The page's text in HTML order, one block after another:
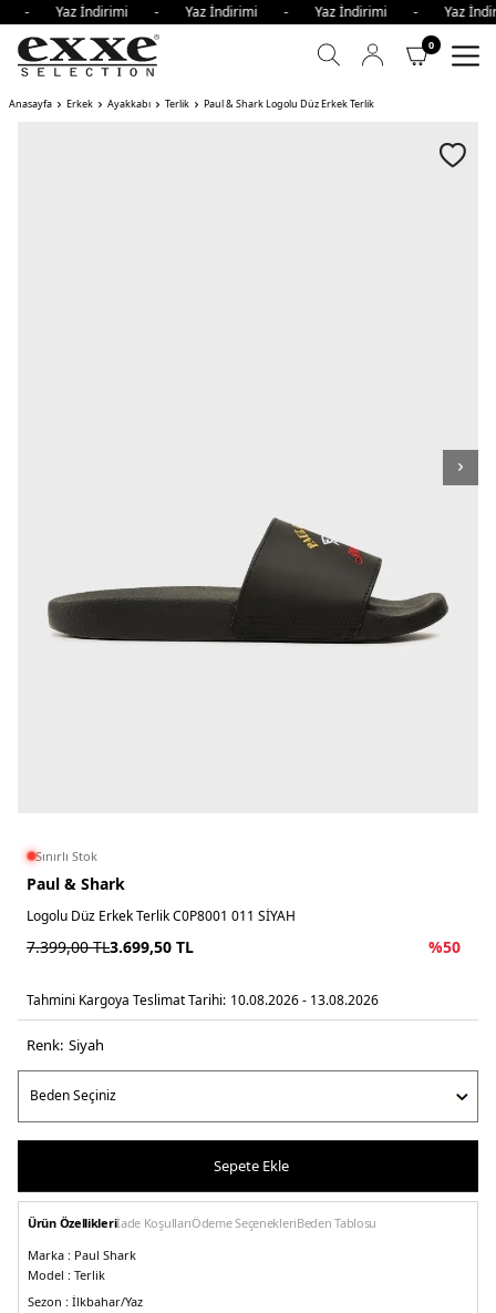
- Yaz İndirimi - Yaz İndirimi - Yaz İndirimi -
0
Anasayfa Erkek Ayakkabı Terlik Paul & Shark Logolu Düz Erkek Terlik
Sınırlı Stok
Paul & Shark
Logolu Düz Erkek Terlik C0P8001 011 SİYAH
7.399,00TL3.699,50 TL %50
Tahmini Kargoya Teslimat Tarihi: 10.08.2026 - 13.08.2026
Renk: si̇yah
Sepete Ekle
Ürün Özellikleriİade KoşullarıÖdeme SeçenekleriBeden Tablosu
Marka : Paul Shark
Model : Terlik
Sezon : İlkbahar/Yaz